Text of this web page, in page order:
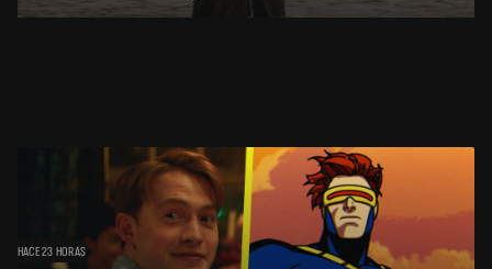
HACE 23 HORAS